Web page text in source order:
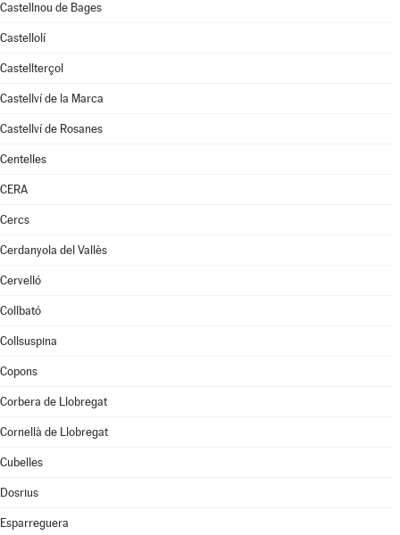
Castellnou de Bages
Castellolí
Castellterçol
Castellví de la Marca
Castellví de Rosanes
Centelles
CERA
Cercs
Cerdanyola del Vallès
Cervelló
Collbató
Collsuspina
Copons
Corbera de Llobregat
Cornellà de Llobregat
Cubelles
Dosrius
Esparreguera